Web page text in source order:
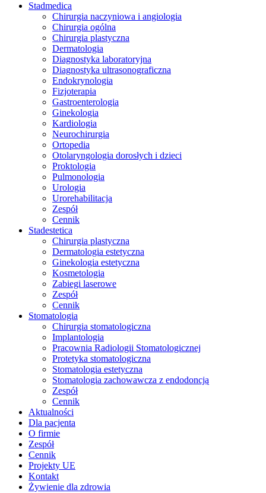
Stadmedica
Chirurgia naczyniowa i angiologia
Chirurgia ogólna
Chirurgia plastyczna
Dermatologia
Diagnostyka laboratoryjna
Diagnostyka ultrasonograficzna
Endokrynologia
Fizjoterapia
Gastroenterologia
Ginekologia
Kardiologia
Neurochirurgia
Ortopedia
Otolaryngologia dorosłych i dzieci
Proktologia
Pulmonologia
Urologia
Urorehabilitacja
Zespół
Cennik
Stadestetica
Chirurgia plastyczna
Dermatologia estetyczna
Ginekologia estetyczna
Kosmetologia
Zabiegi laserowe
Zespół
Cennik
Stomatologia
Chirurgia stomatologiczna
Implantologia
Pracownia Radiologii Stomatologicznej
Protetyka stomatologiczna
Stomatologia estetyczna
Stomatologia zachowawcza z endodoncją
Zespół
Cennik
Aktualności
Dla pacjenta
O firmie
Zespół
Cennik
Projekty UE
Kontakt
Żywienie dla zdrowia